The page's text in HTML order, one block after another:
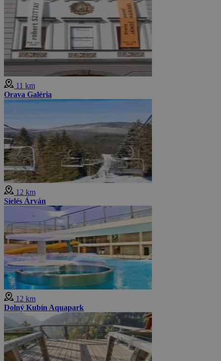
11 km
Orava Galéria
12 km
Síelés Árván
12 km
Dolný Kubín Aquapark